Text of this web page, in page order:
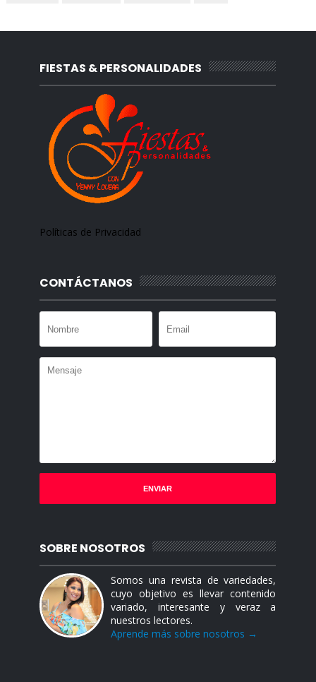
FIESTAS & PERSONALIDADES
Políticas de Privacidad
CONTÁCTANOS
SOBRE NOSOTROS
Somos una revista de variedades,
cuyo objetivo es llevar contenido
variado, interesante y veraz a
nuestros lectores.
Aprende más sobre nosotros →